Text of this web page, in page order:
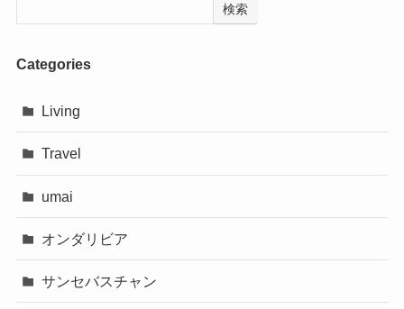
検索
Categories
Living
Travel
umai
オンダリビア
サンセバスチャン